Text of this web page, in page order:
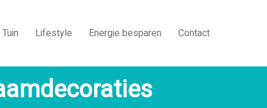
Tuin Lifestyle Energie besparen Contact